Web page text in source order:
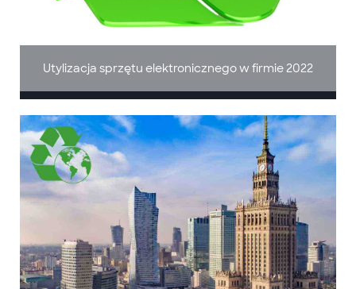
Utylizacja sprzętu elektronicznego w firmie 2022